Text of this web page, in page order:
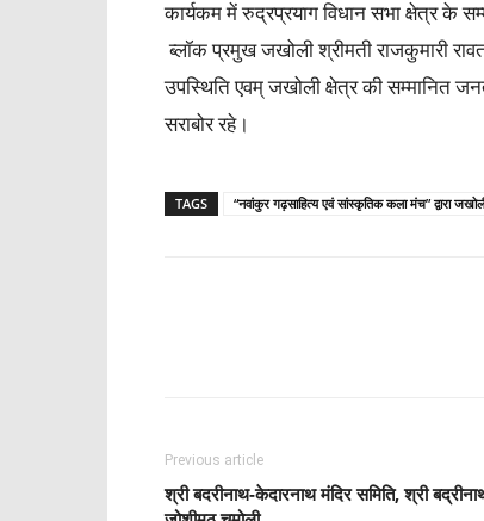
कार्यकम में रुद्रप्रयाग विधान सभा क्षेत्र के
ब्लॉक प्रमुख जखोली श्रीमती राजकुमारी
उपस्थिति एवम् जखोली क्षेत्र की सम्मानित
सराबोर रहे।
TAGS “नवांकुर गढ़साहित्य एवं सांस्कृतिक कला मंच” द्वारा
Previous article
श्री बदरीनाथ-केदारनाथ मंदिर समिति, श्री